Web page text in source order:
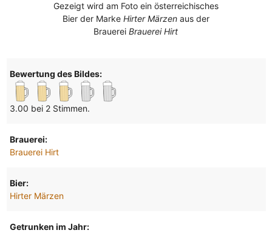
Gezeigt wird am Foto ein österreichisches
Bier der Marke Hirter Märzenaus der
BrauereiBrauerei Hirt
Bewertung des Bildes:
3.00 bei 2 Stimmen.
Brauerei:
Brauerei Hirt
Bier:
Hirter Märzen
Getrunken im Jahr: